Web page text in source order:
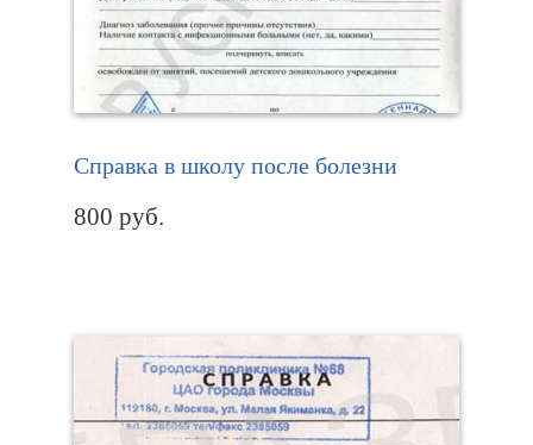
Справка в школу после болезни
800 руб.